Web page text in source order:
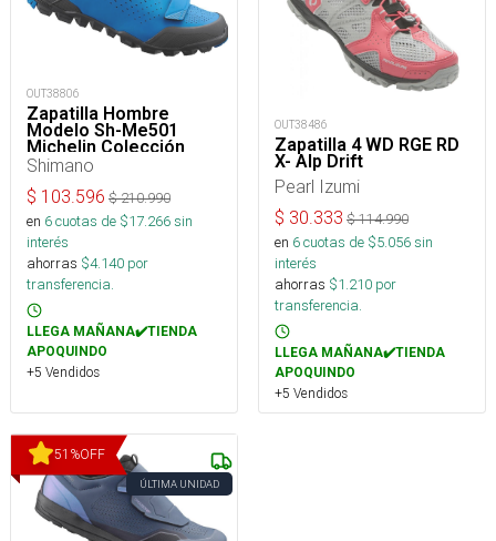
OUT38806
Zapatilla Hombre
Modelo Sh-Me501
Michelin Colección
2020
Shimano
$ 103.596 $210.990
en 6cuotas de $17.266sin
interés
ahorras $4.140 por
transferencia.
LLEGA MAÑANA✔️TIENDA
APOQUINDO
+5 Vendidos
OUT38486
Zapatilla 4 WD RGE RD
X- Alp Drift
Pearl Izumi
$ 30.333 $114.990
en 6cuotas de $5.056sin
interés
ahorras $1.210 por
transferencia.
LLEGA MAÑANA✔️TIENDA
APOQUINDO
+5 Vendidos
51 %OFF
ÚLTIMA UNIDAD